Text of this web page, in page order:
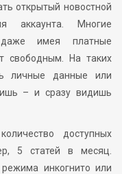
открытый новостной
аккаунта. Многие
даже имея платные
свободным. На таких
личные данные или
– и сразу видишь
доступных
5 статей в месяц.
инкогнито или